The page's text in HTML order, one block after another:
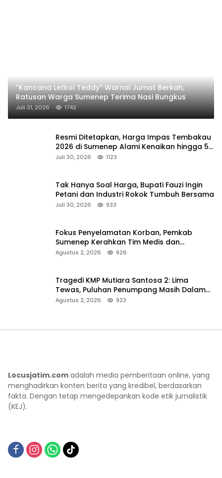
“Kancana Letkol Teddy” Warnai Jumat Berkah,
Ratusan Warga Sumenep Terima Nasi Bungkus
Juli 31, 2026 1742
Resmi Ditetapkan, Harga Impas Tembakau
2026 di Sumenep Alami Kenaikan hingga 5
Persen
Juli 30, 2026 1123
Tak Hanya Soal Harga, Bupati Fauzi Ingin
Petani dan Industri Rokok Tumbuh Bersama
Juli 30, 2026 933
Fokus Penyelamatan Korban, Pemkab
Sumenep Kerahkan Tim Medis dan
Ambulans ke Pelabuhan Kalianget
Agustus 2, 2026 926
Tragedi KMP Mutiara Santosa 2: Lima
Tewas, Puluhan Penumpang Masih Dalam
Pencarian
Agustus 2, 2026 923
Locusjatim.com adalah media pemberitaan online, yang
menghadirkan konten berita yang kredibel, berdasarkan
fakta. Dengan tetap mengedepankan kode etik jurnalistik
(KEJ).